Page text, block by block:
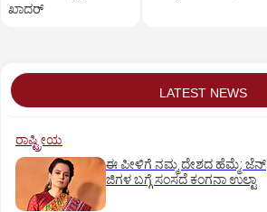
ಖಾದರ್
LATEST NEWS
ರಾಷ್ಟ್ರೀಯ
ಈ ಪೀಳಿಗೆ ನಮ್ಮ ದೇಶದ ಹೆಮ್ಮೆ: ಜೆನ್‌
ಜಿಗಳ ಬಗ್ಗೆ ಸಂಸದೆ ಕಂಗನಾ ಉಲ್ಟಾ